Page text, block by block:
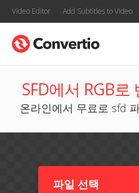
Video Editor Add Subtitles to Video
SFD에서 RGB
온라인에서 무료로 sfd
파일 선택